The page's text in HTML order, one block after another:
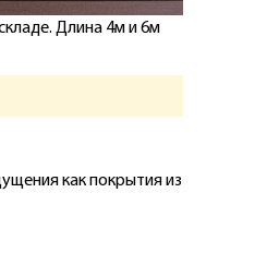
Длина 4м и 6м
как покрытия из